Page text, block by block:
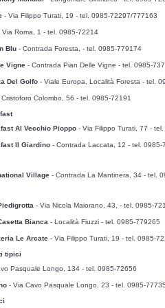
- Via Filippo Turati, 19 - tel. 0985-72297/777163
Via Roma, 1 - tel. 0985-72214
Blu - Contrada Foresta, - tel. 0985-779174
Vigne - Contrada Pian Delle Vigne - tel. 0985-
Del Golfo - Viale Europa, Località Foresta - tel.
Cristoforo Colombo, 56 - tel. 0985-72191
Al Vecchio Pioppo - Via Filippo Turati, 77 -
Il Giardino - Contrada Laccata, 12 - tel. 0985-
Village - Contrada La Mantinera, 34 - tel.
- Via Nicola Maiorano, 43, - tel. 0985-
Bianca - Località Fiuzzi - tel. 0985-779265
Le Arcate - Via Filippo Turati, 19 - tel. 0985-
tipici
Pasquale Longo, 134 - tel. 0985-72656
- Via Cavo Pasquale Longo, 23 - tel. 0985-